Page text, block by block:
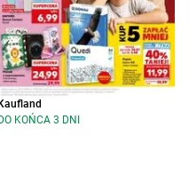
KOŃCA 3 DNI